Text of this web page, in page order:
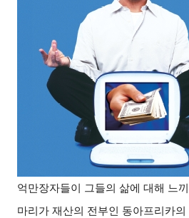
억만장자들이 그들의 삶에 대해 느
마리가 재산의 전부인 동아프리카